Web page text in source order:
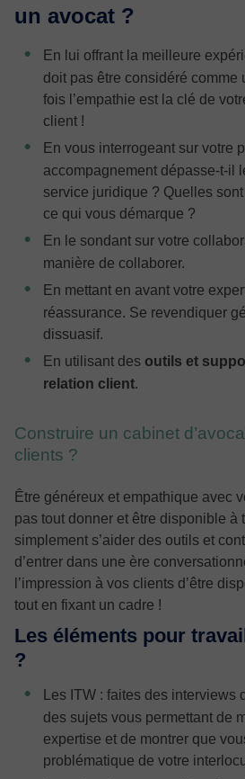
un avocat ?
En lui offrant la meilleure
doit pas être considéré comme
fois l’empathie est la clé de
client !
En vous interrogeant sur votre
accompagnement dépasse-t-il
service juridique ? Quelles
ce qui vous démarque ?
En le sondant sur votre
manière de collaborer.
En mettant en avant votre
réassurance. Se revendiquer
dissuasif.
En utilisant des outils et
relation client.
Construire un cabinet
clients ?
Être généreux et empathique avec
pas tout donner et être disponible à
simplement s’aider des outils et
d’entrer dans une ère
l’impression à vos clients d’être
tout en fixant un cadre !
Les éléments pour
?
Les ITW : faites des
des sujets vous permettant de
expertise et de montrer que
problématique de votre